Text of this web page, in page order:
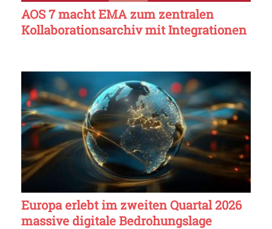
AOS 7 macht EMA zum zentralen
Kollaborationsarchiv mit Integrationen
Europa erlebt im zweiten Quartal 2026
massive digitale Bedrohungslage